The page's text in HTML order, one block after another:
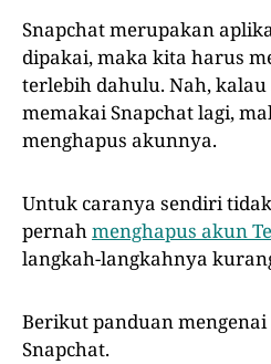
Snapchat merupakan
dipakai, maka kita harus
terlebih dahulu. Nah,
memakai Snapchat lagi,
menghapus akunnya.
Untuk caranya sendiri
pernahmenghapus akun
langkah-langkahnya
Berikut panduan
Snapchat.